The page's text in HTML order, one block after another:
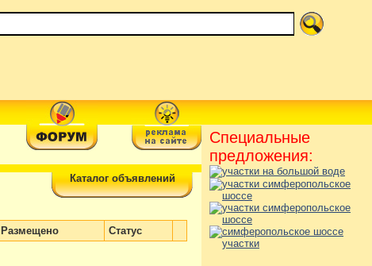
Каталог объявлений
Размещено Статус
Специальные
предложения: